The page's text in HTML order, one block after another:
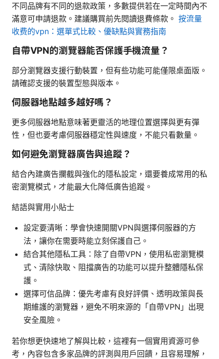
不同品牌有不同的退款政策，多數提供若在一定時間內不
滿意可申請退款。建議購買前先閱讀退費條款。 按流量
收费的vpn：選單式比較、優缺點與實務指南
自帶VPN的瀏覽器能否保護手機流量？
部分瀏覽器支援行動裝置，但有些功能可能僅限桌面版。
請確認支援的裝置型態與版本。
伺服器地點越多越好嗎？
更多伺服器地點意味著更靈活的地理位置選擇與更有彈
性，但也要考慮伺服器穩定性與速度，不能只看數量。
如何避免瀏覽器廣告與追蹤？
結合內建廣告攔截與強化的隱私設定，還要養成常用的私
密瀏覽模式，才能最大化降低廣告追蹤。
結語與實用小貼士
設定要清晰：學會快速開關VPN與選擇伺服器的方
法，讓你在需要時能立刻保護自己。
結合其他隱私工具：除了自帶VPN，使用私密瀏覽模
式、清除快取、阻擋廣告的功能可以提升整體隱私保
護。
選擇可信品牌：優先考慮有良好評價、透明政策與長
期維護的瀏覽器，避免不明來源的「自帶VPN」出現
安全風險。
若你想更快速地了解與比較，這裡有一個實用資源可參
考，內容包含多家品牌的評測與用戶回饋，且容易理解，